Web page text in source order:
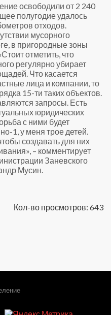
освободили от 2 240
полугодие удалось
отходов.
мусорного
в пригородные зоны
отметить, что
регулярно убирает
Что касается
лица и компании, то
15-ти таких объектов.
запросы. Есть
юридических
с ними будет
1, у меня трое детей.
создавать для них
– комментирует
Заневского
Мусин.
Кол-во просмотров: 643